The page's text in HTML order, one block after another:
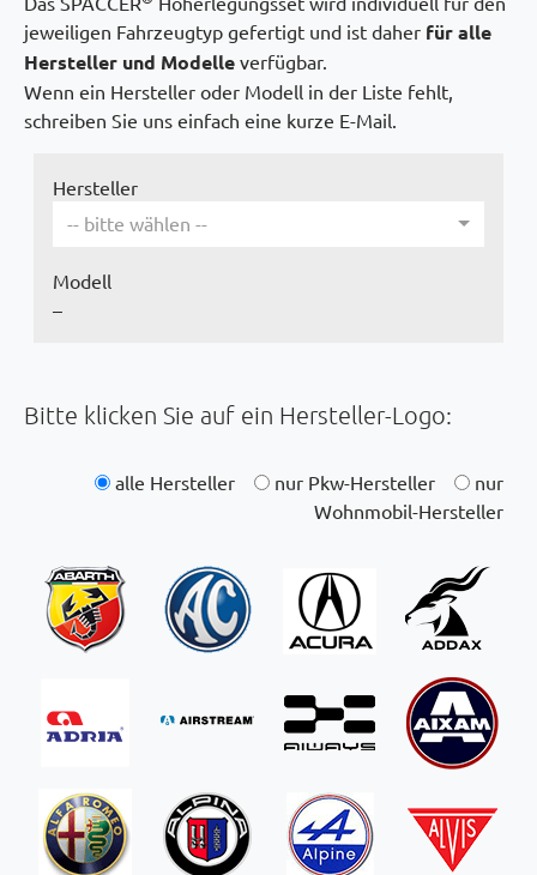
jeweiligen Fahrzeugtyp gefertigt und ist daher für alle
Hersteller und Modelle verfügbar.
Wenn ein Hersteller oder Modell in der Liste fehlt,
schreiben Sie uns einfach eine kurze E-Mail.
Hersteller
-- bitte wählen --
Modell
–
Bitte klicken Sie auf ein Hersteller-Logo:
alle Hersteller nur Pkw-Hersteller
nur
Wohnmobil-Hersteller